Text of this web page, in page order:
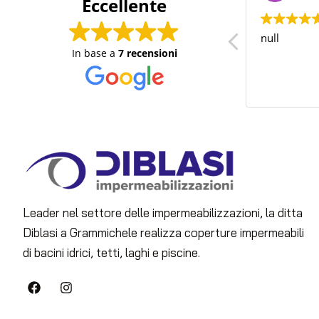
Eccellente
In base a 7 recensioni
null
Leader nel settore delle impermeabilizzazioni, la ditta
Diblasi a Grammichele realizza coperture impermeabili
di bacini idrici, tetti, laghi e piscine.